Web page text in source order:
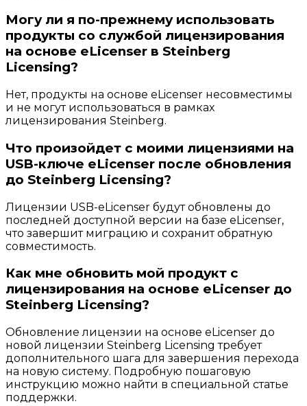
Могу ли я по-прежнему использовать
продукты со службой лицензирования
на основе eLicenser в Steinberg
Licensing?
Нет, продукты на основе eLicenser несовместимы
и не могут использоваться в рамках
лицензирования Steinberg.
Что произойдет с моими лицензиями на
USB-ключе eLicenser после обновления
до Steinberg Licensing?
Лицензии USB-eLicenser будут обновлены до
последней доступной версии на базе eLicenser,
что завершит миграцию и сохранит обратную
совместимость.
Как мне обновить мой продукт с
лицензирования на основе eLicenser до
Steinberg Licensing?
Обновление лицензии на основе eLicenser до
новой лицензии Steinberg Licensing требует
дополнительного шага для завершения перехода
на новую систему. Подробную пошаговую
инструкцию можно найти в специальной статье
поддержки.